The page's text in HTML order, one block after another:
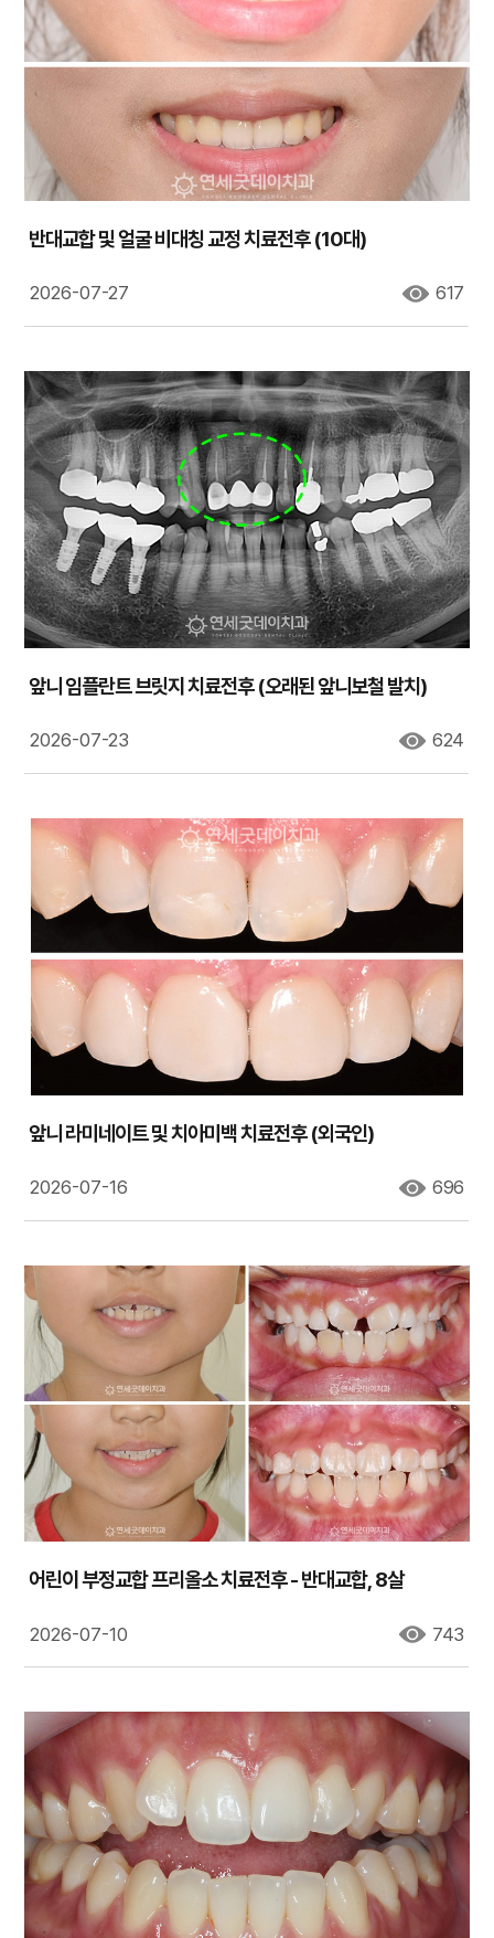
반대교합 및 얼굴 비대칭 교정 치료전후 (10대)
2026-07-27 617
앞니 임플란트 브릿지 치료전후 (오래된 앞니보철 발치)
2026-07-23 624
앞니 라미네이트 및 치아미백 치료전후 (외국인)
2026-07-16 696
어린이 부정교합 프리올소 치료전후 - 반대교합, 8살
2026-07-10 743